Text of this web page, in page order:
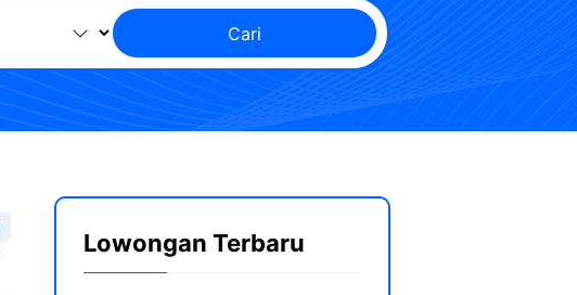
Cari
Lowongan Terbaru